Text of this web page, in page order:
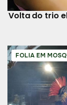
Volta do trio
FOLIA EM